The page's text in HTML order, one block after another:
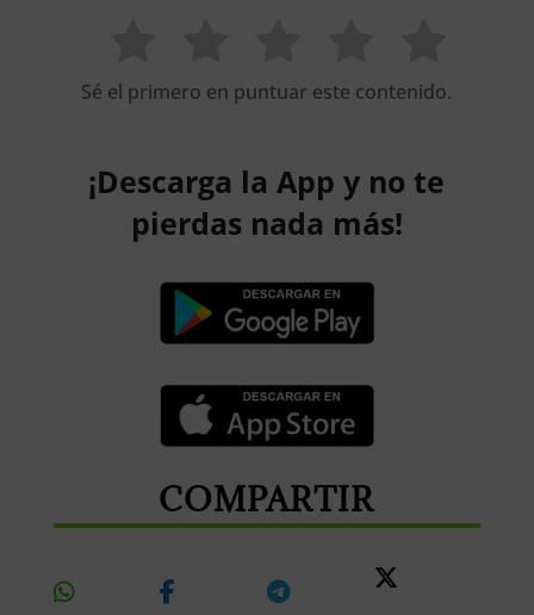
Sé el primero en puntuar este contenido.
¡Descarga la App y no te
pierdas nada más!
COMPARTIR